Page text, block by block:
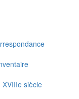
siècle